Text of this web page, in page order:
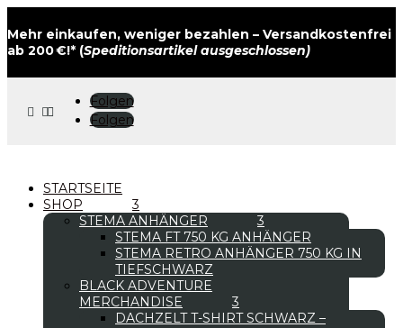
Mehr einkaufen, weniger bezahlen – Versandkostenfrei
ab 200 €!* (Speditionsartikel ausgeschlossen)
 
Folgen
Folgen
STARTSEITE
SHOP
STEMA ANHÄNGER
STEMA FT 750 KG ANHÄNGER
STEMA RETRO ANHÄNGER 750 KG IN
TIEFSCHWARZ
BLACK ADVENTURE
MERCHANDISE
DACHZELT T-SHIRT SCHWARZ –